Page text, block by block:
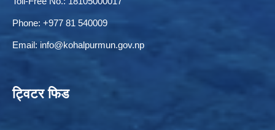
Phone: +977 81 540009
Email: info@kohalpurmun.gov.np
ट्विटर फिड